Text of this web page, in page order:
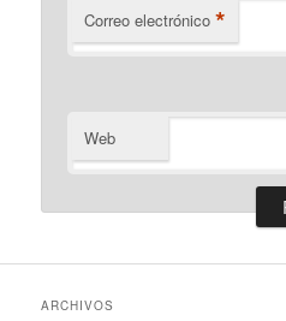
Correo electrónico *
Web
ARCHIVOS